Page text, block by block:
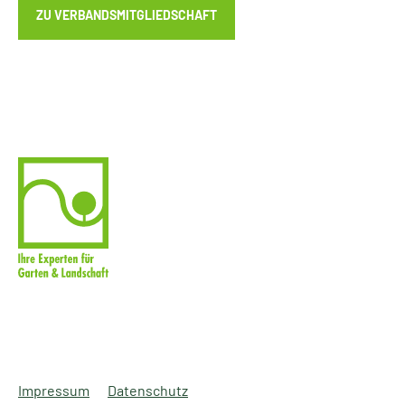
ZU VERBANDSMITGLIEDSCHAFT
Impressum Datenschutz